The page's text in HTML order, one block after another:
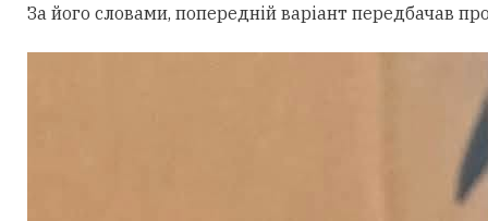
За його словами, попередній варіант передбачав